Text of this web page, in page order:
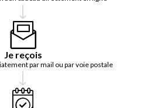
Je reçois
par mail ou par voie postale